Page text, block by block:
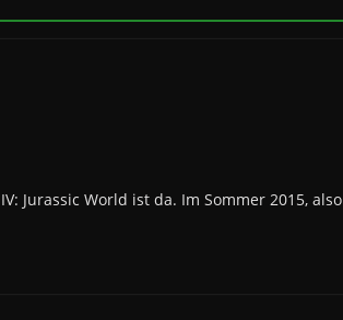
Jurassic World ist da. Im Sommer 2015, also